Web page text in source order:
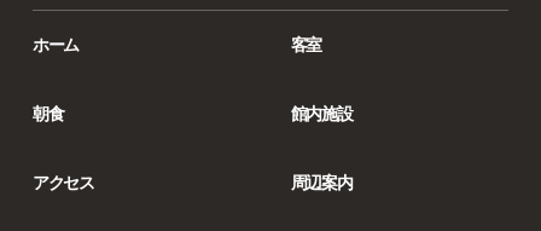
ホーム 客室
朝食 館内施設
アクセス 周辺案内